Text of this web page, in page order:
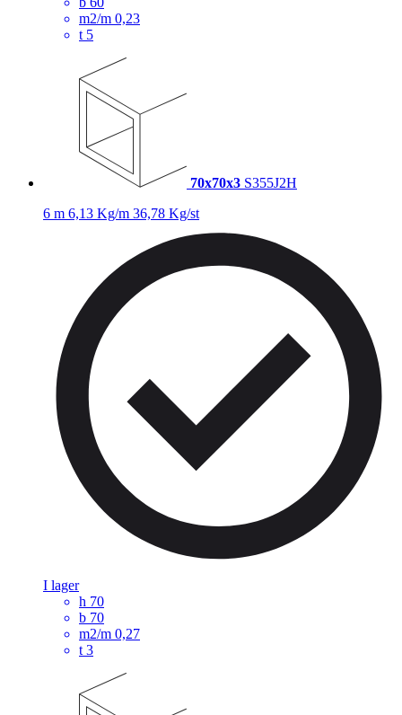
m2/m 0,23
t 5
70x70x3 S355J2H
6 m 6,13 Kg/m 36,78 Kg/st
I lager
h 70
b 70
m2/m 0,27
t 3